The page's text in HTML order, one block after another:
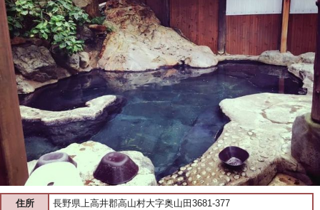
住所
長野県上高井郡高山村大字奥山田3681-377